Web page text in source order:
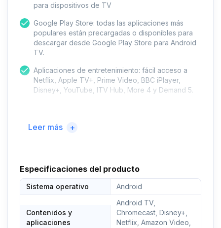
para dispositivos de TV
Google Play Store: todas las aplicaciones más
populares están precargadas o disponibles para
descargar desde Google Play Store para Android
TV.
Aplicaciones de entretenimiento: fácil acceso a
Netflix, Apple TV+, Prime Video, BBC iPlayer,
Disney+, YouTube, ITV Hub, More 4 y Demand 5.
control remoto para encontrar rápidamente las
Leer más +
Especificaciones del producto
Sistema operativo Android
Contenidos y
aplicaciones
Android TV,
Chromecast, Disney+,
Netflix, Amazon Video,